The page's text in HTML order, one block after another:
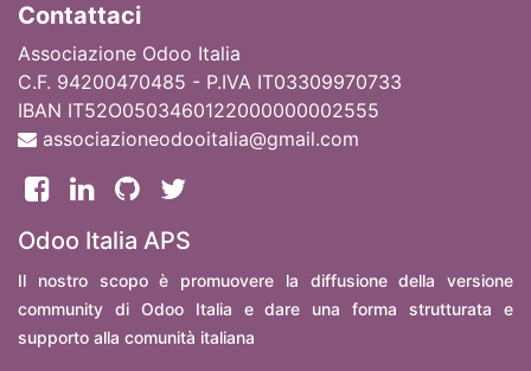
Contattaci
Associazione Odoo Italia
C.F. 94200470485 - P.IVA IT03309970733
IBAN IT52O0503460122000000002555
associazioneodooitalia@gmail.com
Odoo Italia APS
Il nostro scopo è promuovere la diffusione della versione
community di Odoo Italia e dare una forma strutturata e
supporto alla comunità italiana